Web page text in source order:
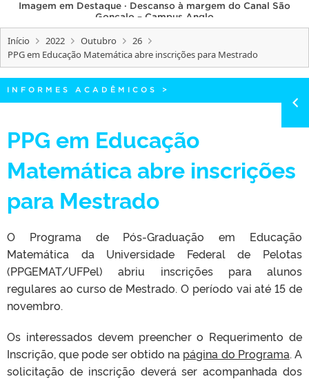
OUVIDORIA
PORTARIAS
TELEFONES
Imagem em Destaque · Descanso à margem do Canal São
Gonçalo – Campus Anglo
Início 2022 Outubro
26
PPG em Educação Matemática abre inscrições para Mestrado
INFORMES ACADÊMICOS >
PPG em Educação
Matemática abre inscrições
para Mestrado
O Programa de Pós-Graduação em Educação
Matemática da Universidade Federal de Pelotas
(PPGEMAT/UFPel) abriu inscrições para alunos
regulares ao curso de Mestrado. O período vai até 15 de
novembro.
Os interessados devem preencher o Requerimento de
Inscrição, que pode ser obtido na página do Programa. A
solicitação de inscrição deverá ser acompanhada dos